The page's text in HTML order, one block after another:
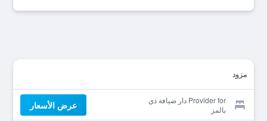
مزود
Provider for دار ضيافة ذي
بالمز
عرض الأسعار